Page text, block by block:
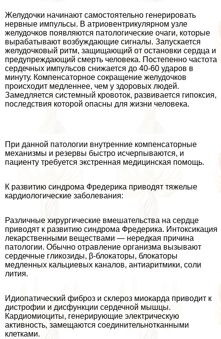
Желудочки начинают самостоятельно генерировать
нервные импульсы. В атриовентрикулярном узле
желудочков появляются патологические очаги, которые
выpaбатывают возбуждающие сигналы. Запускается
желудочковый ритм, защищающий от остановки сердца и
предупреждающий cмepть человека. Постепенно частота
сердечных импульсов снижается до 40-60 ударов в
минуту. Компенсаторное сокращение желудочков
происходит медленнее, чем у здоровых людей.
Замедляется системный кровоток, развивается гипоксия,
последствия которой опасны для жизни человека.
При данной патологии внутренние компенсаторные
механизмы и резервы быстро исчерпываются, и
пациенту требуется экстренная медицинская помощь.
К развитию синдрома Фредерика приводят тяжелые
кардиологические заболевания:
Различные хирургические вмешательства на сердце
приводят к развитию синдрома Фредерика. Интоксикация
лекарственными веществами — нередкая причина
патологии. Обычно отравление организма вызывают
сердечные гликозиды, β-блокаторы, блокаторы
медленных кальциевых каналов, антиаритмики, соли
лития.
Идиопатический фиброз и склероз миокарда приводит к
дистрофии и дисфункции сердечной мышцы.
Кардиомиоциты, генерирующие электрическую
активность, замещаются соединительнотканными
клетками.